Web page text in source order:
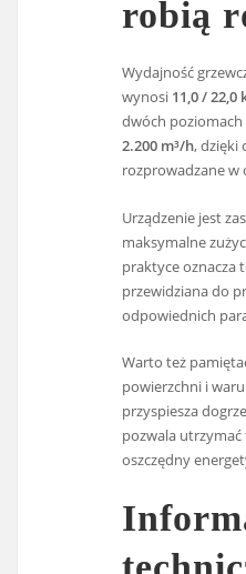
robią
Wydajność
wynosi 11,0 / 22,0
dwóch poziomach
2.200 m³/h, dzięki
rozprowadzane w
Urządzenie jest
maksymalne
praktyce oznacza
przewidziana do
odpowiednich
Warto też
powierzchni i
przyspiesza
pozwala
oszczędny